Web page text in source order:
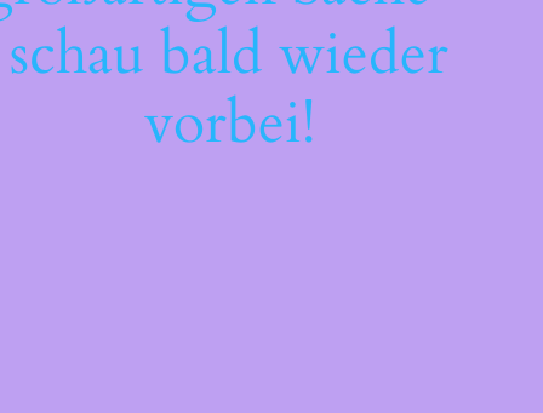
schau bald wieder
vorbei!